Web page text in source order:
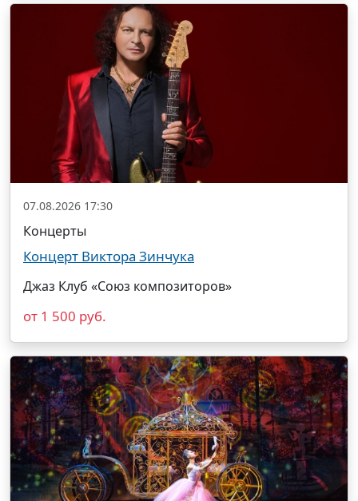
07.08.2026 17:30
Концерты
Концерт Виктора Зинчука
Джаз Клуб «Союз композиторов»
от 1 500 руб.